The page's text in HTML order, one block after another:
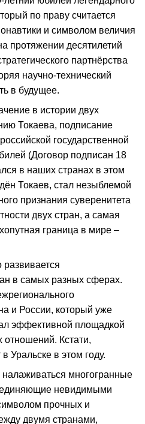
по праву считается
и символом величия
протяжении десятилетий
партнёрства
научно-технический
в будущее.
в истории двух
Токаева, подписание
государственной
(Договор подписан 18
в наших странах в этом
Токаев, стал незыблемой
признания суверенитета
двух стран, а самая
граница в мире –
развивается
в самых разных сферах.
и России, который уже
эффективной площадкой
отношений. Кстати,
Уральске в этом году.
многогранные
невидимыми
прочных и
двумя странами,